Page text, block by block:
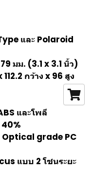
และ Polaroid
มม. (3.1 x 3.1 นิ้ว)
กว้าง x 96 สูง
และโพลี
40%
Optical grade PC
แบบ 2 โซนระยะ